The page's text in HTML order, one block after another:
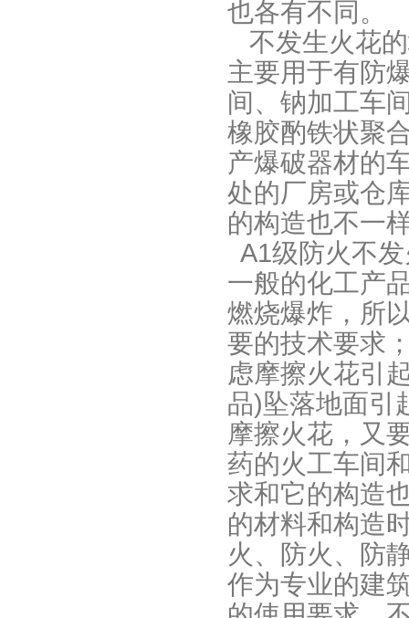
也各有不同。
不发生火花
主要用于有防
间、钠加工车
橡胶酌铁状聚
产爆破器材的
处的厂房或仓
的构造也不一
A1级防火不
一般的化工产
燃烧爆炸，所
要的技术要求
虑摩擦火花引
品)坠落地面引
摩擦火花，又
药的火工车间
求和它的构造
的材料和构造
火、防火、防
作为专业的建